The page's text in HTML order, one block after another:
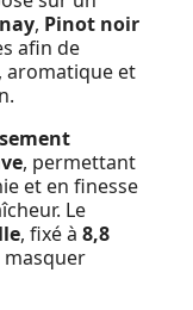
, Pinot noir
afin de
aromatique et
, permettant
et en finesse
Le
, fixé à 8,8
masquer